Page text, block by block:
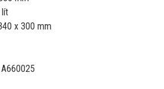
lít
x 300 mm